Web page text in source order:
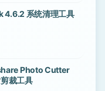
4.6.2 系统清理工具
Photo Cutter
裁工具